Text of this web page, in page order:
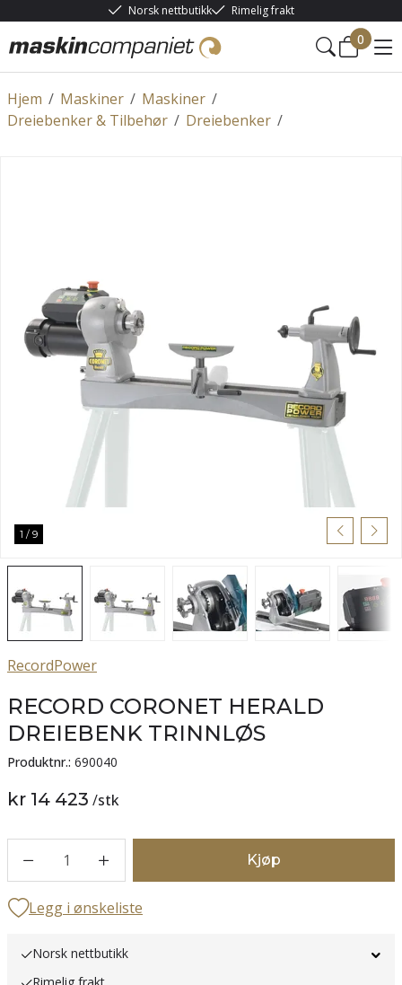
Norsk nettbutikk Rimelig frakt
0
/
Hjem /
Maskiner /
Maskiner
/
Dreiebenker & Tilbehør /
Dreiebenker
1 / 9
RecordPower
RECORD CORONET HERALD
DREIEBENK TRINNLØS
Produktnr.: 690040
kr 14 423 /stk
1 Kjøp
Legg i ønskeliste
Norsk nettbutikk